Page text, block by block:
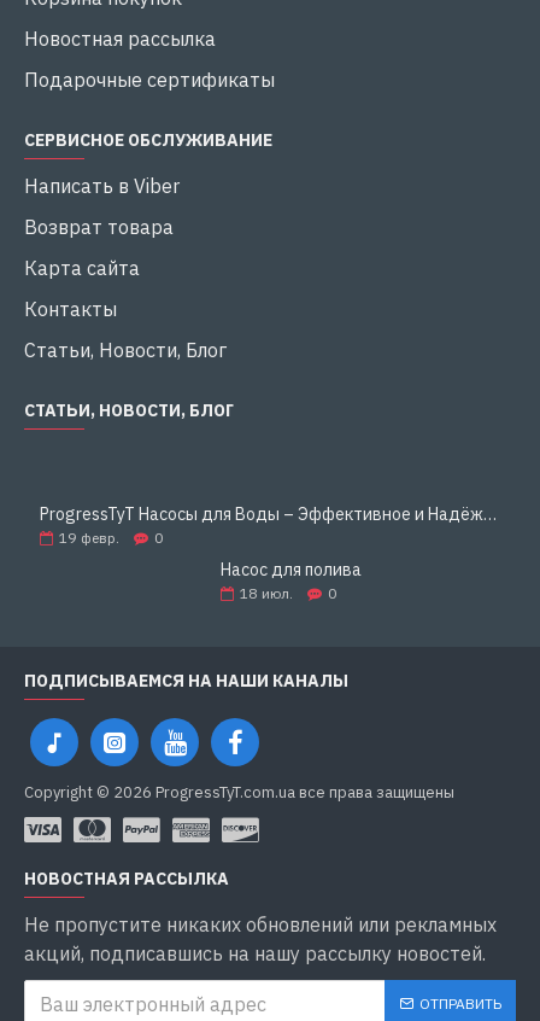
Новостная рассылка
Подарочные сертификаты
СЕРВИСНОЕ ОБСЛУЖИВАНИЕ
Написать в Viber
Возврат товара
Карта сайта
Контакты
Статьи, Новости, Блог
СТАТЬИ, НОВОСТИ, БЛОГ
ProgressTyT Насосы для Воды – Эффективное и Надёжное Решение для Дома и Бизнеса
19 февр. 0
Насос для полива
18 июл. 0
ПОДПИСЫВАЕМСЯ НА НАШИ КАНАЛЫ
Copyright © 2026 ProgressTyT.com.ua все права защищены
НОВОСТНАЯ РАССЫЛКА
Не пропустите никаких обновлений или рекламных
акций, подписавшись на нашу рассылку новостей.
ОТПРАВИТЬ